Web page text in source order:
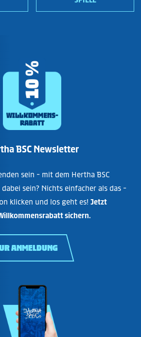
BSC Newsletter
sein - mit dem Hertha BSC
sein? Nichts einfacher als das -
klicken und los geht es! Jetzt
sichern.
ANMELDUNG